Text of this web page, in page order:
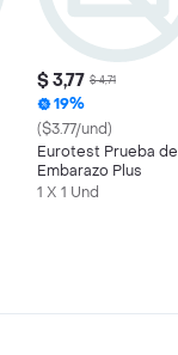
$ 3,77 $ 4,71
19%
($3.77/und)
Eurotest Prueba de
Embarazo Plus
1 X 1 Und